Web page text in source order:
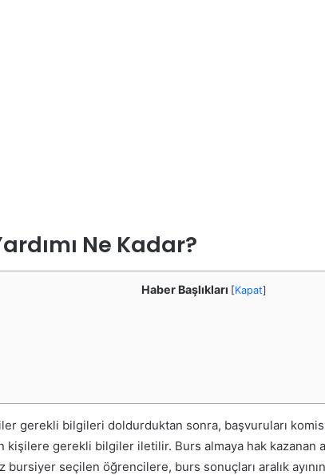
Ne Kadar?
Haber Başlıkları [Kapat]
gerekli bilgileri doldurduktan sonra, başvuruları
kişilere gerekli bilgiler iletilir. Burs almaya hak kazanan
seçilen öğrencilere, burs sonuçları aralık